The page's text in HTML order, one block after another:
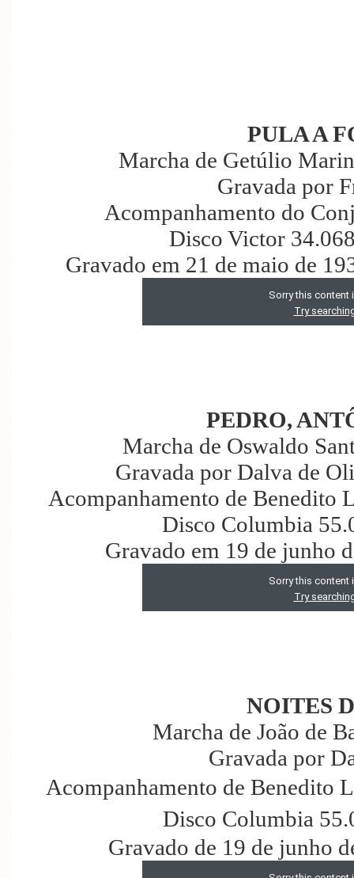
PULA A
Marcha de Getúlio
Gravada por
Acompanhamento do
Disco Victor
Gravado em 21 de maio de
PEDRO,
Marcha de Oswaldo
Gravada por Dalva de
Acompanhamento de Benedito
Disco Columbia
Gravado em 19 de junho
NOITES
Marcha de João de
Gravada por
Acompanhamento de Benedito
Disco Columbia
Gravado de 19 de junho